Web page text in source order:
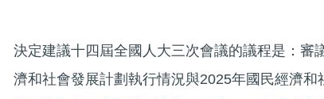
決定建議十四屆全國人大三次會議的議程是：審
濟和社會發展計劃執行情況與2025年國民經濟